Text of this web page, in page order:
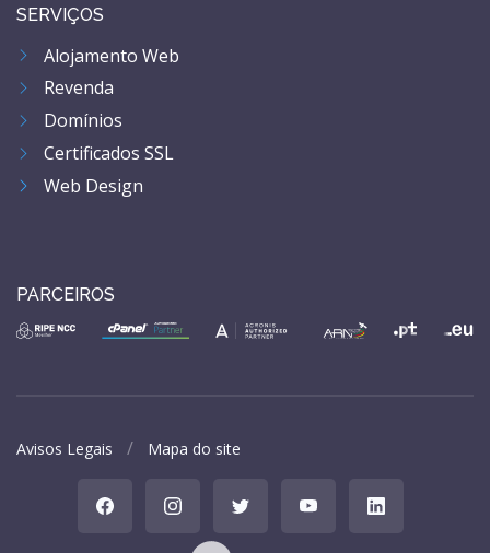
SERVIÇOS
Alojamento Web
Revenda
Domínios
Certificados SSL
Web Design
PARCEIROS
Avisos Legais Mapa do site